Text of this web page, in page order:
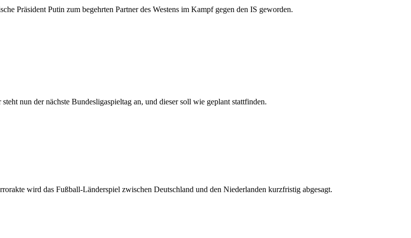
Präsident Putin zum begehrten Partner des Westens im Kampf gegen den IS geworden.
nun der nächste Bundesligaspieltag an, und dieser soll wie geplant stattfinden.
wird das Fußball-Länderspiel zwischen Deutschland und den Niederlanden kurzfristig abgesagt.